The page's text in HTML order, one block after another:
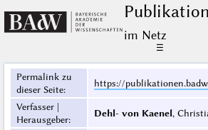
im Netz
☰
Permalink zu
dieser Seite:
https://
Verfasser |
Herausgeber:
Dehl- von Kaenel,